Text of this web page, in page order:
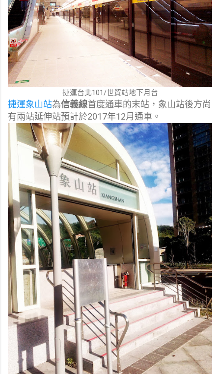
捷運台北101/世貿站地下月台
捷運象山站為信義線首度通車的末站，象山站後方尚
有兩站延伸站預計於2017年12月通車。